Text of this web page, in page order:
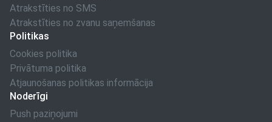
Atrakstīties no SMS
Atrakstīties no zvanu saņemšanas
Politikas
Cookies politika
Privātuma politika
Atjaunošanas politikas informācija
Noderīgi
Push paziņojumi